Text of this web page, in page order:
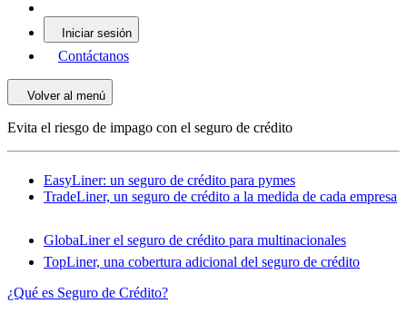
Iniciar sesión
Contáctanos
Volver al menú
Evita el riesgo de impago con el seguro de crédito
EasyLiner: un seguro de crédito para pymes
TradeLiner, un seguro de crédito a la medida de cada empresa
GlobaLiner el seguro de crédito para multinacionales
TopLiner, una cobertura adicional del seguro de crédito
¿Qué es Seguro de Crédito?